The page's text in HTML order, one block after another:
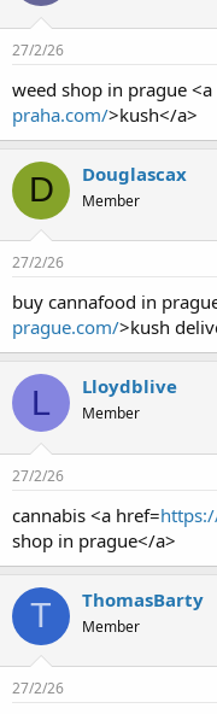
27/2/26
weed shop in prague <a
praha.com/>kush</a>
D Douglascax
Member
27/2/26
buy cannafood in
prague.com/>kush
L Lloydblive
Member
27/2/26
cannabis <a href=
shop in prague</a>
T ThomasBarty
Member
27/2/26